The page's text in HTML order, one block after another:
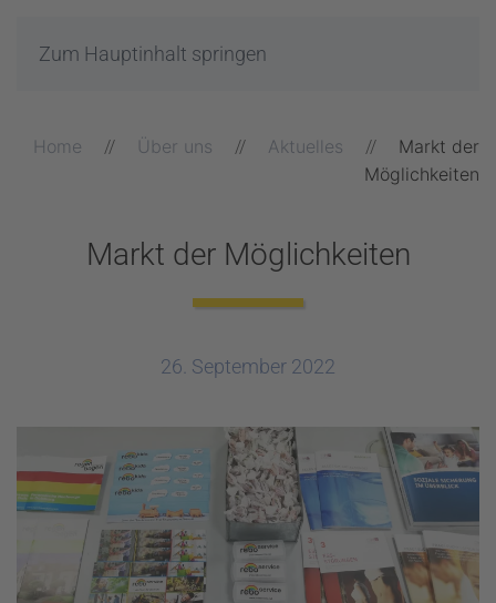
Zum Hauptinhalt springen
Home Über uns Aktuelles
Markt der
Möglichkeiten
Markt der Möglichkeiten
26. September 2022